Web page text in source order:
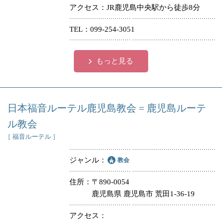
アクセス JR鹿児島中央駅から徒歩8分
TEL 099-254-3051
もっと見る
日本福音ルーテル鹿児島教会 = 鹿児島ルーテ
ル教会
［ 福音ルーテル ］
ジャンル 教会
住所
〒890-0054
鹿児島県 鹿児島市 荒田1-36-19
アクセス